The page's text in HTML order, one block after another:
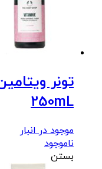
250mL
موجود در انبار
ناموجود
بستن